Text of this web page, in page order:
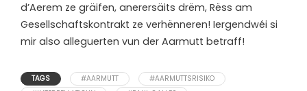
d’Aerem ze gräifen, anerersäits drëm, Rëss am
Gesellschaftskontrakt ze verhënneren! Iergendwéi si
mir also alleguerten vun der Aarmutt betraff!
TAGS #AARMUTT
#AARMUTTSRISIKO